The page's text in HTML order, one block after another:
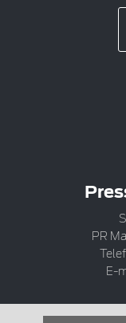
PR
E-